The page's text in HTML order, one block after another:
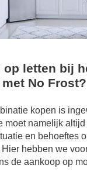
op letten bij
No Frost?
kopen is
moet namelijk
en behoeftes
hebben we
de aankoop op